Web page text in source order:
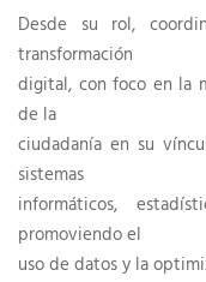
Desde su rol,
transformación
digital, con foco en la
de la
ciudadanía en su
sistemas
informáticos,
promoviendo el
uso de datos y la